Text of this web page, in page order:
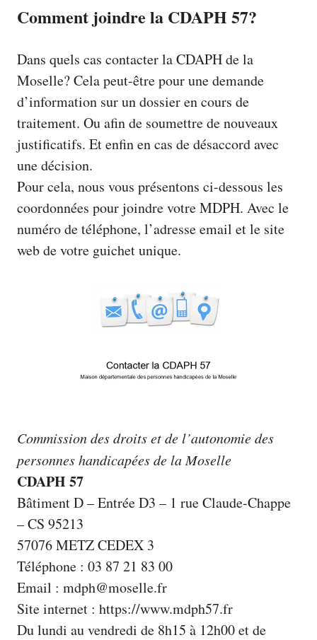
Comment joindre la CDAPH 57?
Dans quels cas contacter la CDAPH de la
Moselle? Cela peut-être pour une demande
d’information sur un dossier en cours de
traitement. Ou afin de soumettre de nouveaux
justificatifs. Et enfin en cas de désaccord avec
une décision.
Pour cela, nous vous présentons ci-dessous les
coordonnées pour joindre votre MDPH. Avec le
numéro de téléphone, l’adresse email et le site
web de votre guichet unique.
Commission des droits et de l’autonomie des
personnes handicapées de la Moselle
CDAPH 57
Bâtiment D – Entrée D3 – 1 rue Claude-Chappe
– CS 95213
57076 METZ CEDEX 3
Téléphone : 03 87 21 83 00
Email : mdph@moselle.fr
Site internet : https://www.mdph57.fr
Du lundi au vendredi de 8h15 à 12h00 et de